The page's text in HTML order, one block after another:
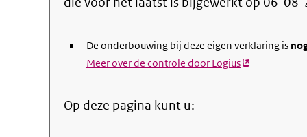
De onderbouwing bij deze eigen verklaring is
Meer over de controle door Logius(externe
Op deze pagina kunt u: